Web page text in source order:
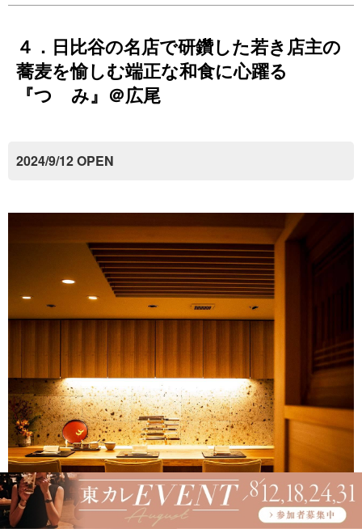
４．日比谷の名店で研鑽した若き店主の
蕎麦を愉しむ端正な和食に心躍る
『つゞみ』＠広尾
2024/9/12 OPEN